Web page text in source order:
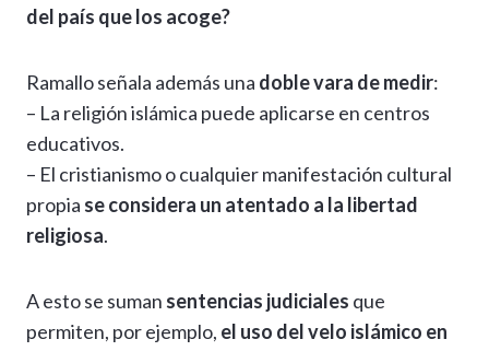
del país que los acoge?
Ramallo señala además una doble vara de medir:
– La religión islámica puede aplicarse en centros
educativos.
– El cristianismo o cualquier manifestación cultural
propia se considera un atentado a la libertad
religiosa.
A esto se suman sentencias judiciales que
permiten, por ejemplo, el uso del velo islámico en